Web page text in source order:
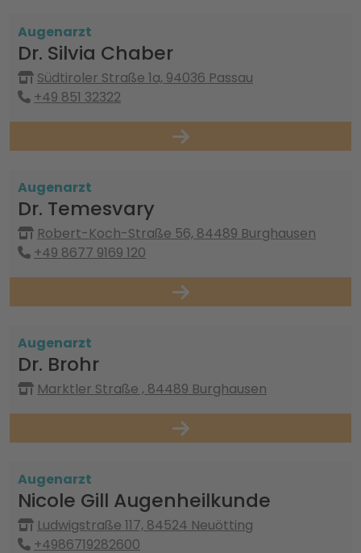
Augenarzt
Dr. Silvia Chaber
Südtiroler Straße 1a, 94036 Passau
+49 851 32322
Augenarzt
Dr. Temesvary
Robert-Koch-Straße 56, 84489 Burghausen
+49 8677 9169 120
Augenarzt
Dr. Brohr
Marktler Straße , 84489 Burghausen
Augenarzt
Nicole Gill Augenheilkunde
Ludwigstraße 117, 84524 Neuötting
+4986719282600